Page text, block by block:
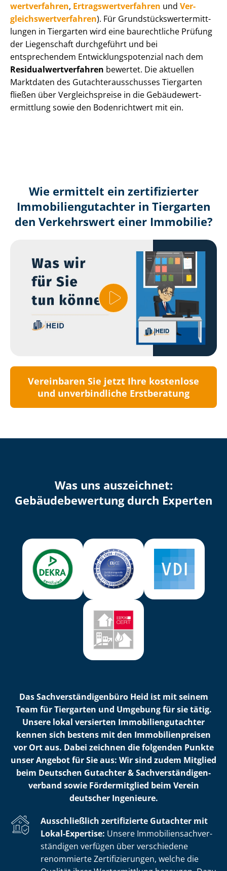
wert­ver­fah­ren, Er­trags­wert­ver­fah­ren und Ver­
gleichs­wert­ver­fah­ren). Für Grund­stücks­wert­ermitt­
lun­gen in Tiergarten wird eine baurechtliche Prüfung
der Liegenschaft durchgeführt und bei
entsprechendem Ent­wick­lungs­po­ten­zi­al nach dem
Re­si­du­al­wert­ver­fah­ren bewertet. Die aktuellen
Marktdaten des Gut­ach­ter­aus­schus­ses Tiergarten
fließen über Ver­gleichs­prei­se in die Ge­bäu­de­wert­
ermitt­lung sowie den Bodenrichtwert mit ein.
Wie ermittelt ein zertifizierter
Immobilien­gutachter in Tiergarten
den Verkehrswert einer Immobilie?
Vereinbaren Sie jetzt Ihre kostenlose
und unverbindliche Erstberatung
Was uns auszeichnet:
Ge­bäu­de­be­wer­tung durch Experten
Das Sach­ver­stän­di­gen­bü­ro Heid ist mit seinem
Team für Tiergarten und Umgebung für sie tätig.
Unsere lokal versierten Im­mo­bi­li­en­gut­ach­ter
kennen sich bestens mit den Im­mo­bi­li­en­prei­sen
vor Ort aus. Dabei zeichnen die folgenden Punkte
unser Angebot für Sie aus: Wir sind zudem Mitglied
beim Deutschen Gutachter & Sach­ver­stän­di­gen­
ver­band sowie Fördermitglied beim Verein
deutscher Ingenieure.
Ausschließlich zertifizierte Gutachter mit
Lokal-Expertise: Unsere Im­mo­bi­li­en­sach­ver­
stän­di­gen verfügen über verschiedene
renommierte Zer­ti­fi­zie­run­gen, welche die